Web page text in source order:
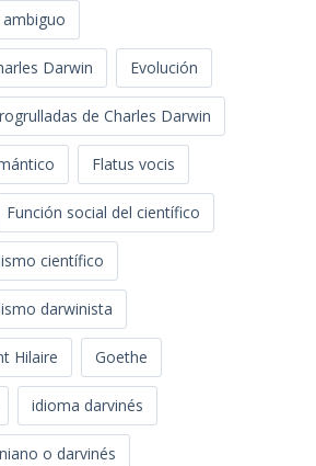
Darwin Evolución
de Charles Darwin
Flatus vocis
Función social del científico
científico
darwinista
Hilaire Goethe
idioma darvinés
o darvinés